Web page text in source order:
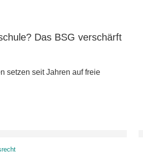
Das BSG verschärft
setzen seit Jahren auf freie